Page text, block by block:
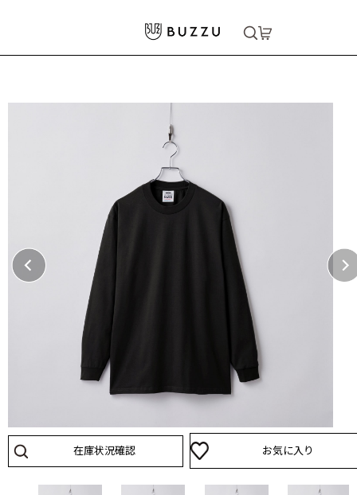
［PROCLUB］6.5oz ヘビー長袖Tシャツ
在庫状況確認 お気に入り